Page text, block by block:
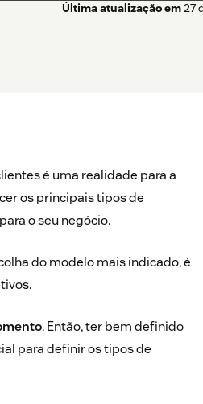
Última atualização em27
é uma realidade para a
os principais tipos de
o seu negócio.
do modelo mais indicado, é
. Então, ter bem definido
para definir os tipos de